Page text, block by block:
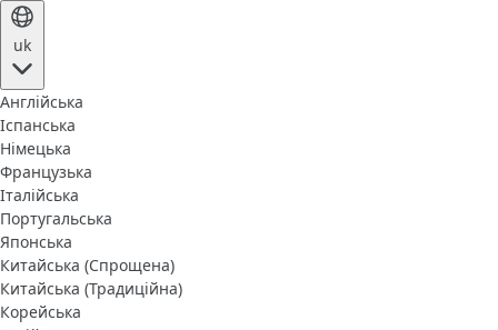
uk
Англійська
Іспанська
Німецька
Французька
Італійська
Португальська
Японська
Китайська (Спрощена)
Китайська (Традиційна)
Корейська